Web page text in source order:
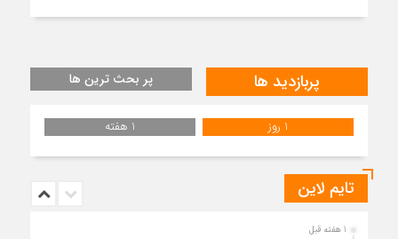
پربازدید ها پر بحث ترین ها
1 روز 1 هفته
تایم لاین
1 هفته قبل